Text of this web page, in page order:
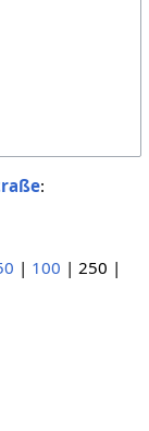
:
| 100 | 250 |